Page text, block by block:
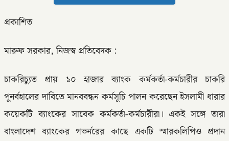
প্রকাশিত
মারুফ সরকার, নিজস্ব প্রতিবেদক :
চাকরিচ্যুত প্রায় ১০ হাজার ব্যাংক কর্মকর্তা-কর্মচারীর চাকরি
পুনর্বহালের দাবিতে মানববন্ধন কর্মসূচি পালন করেছেন ইসলামী ধারার
কয়েকটি ব্যাংকের সাবেক কর্মকর্তা-কর্মচারীরা। একই সঙ্গে তারা
বাংলাদেশ ব্যাংকের গভর্নরের কাছে একটি স্মারকলিপিও প্রদান